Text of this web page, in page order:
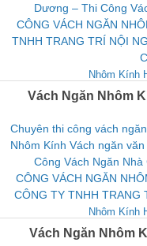
Dương – Thi Công
CÔNG VÁCH NGĂN
TNHH TRANG TRÍ NỘI
Nhôm Kính
Vách Ngăn Nhôm
Chuyên thi công vách
Nhôm Kính Vách ngăn
Công Vách Ngăn
CÔNG VÁCH NGĂN
CÔNG TY TNHH
Nhôm Kính
Vách Ngăn Nhôm